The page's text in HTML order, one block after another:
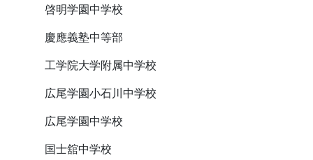
啓明学園中学校
慶應義塾中等部
工学院大学附属中学校
広尾学園小石川中学校
広尾学園中学校
国士舘中学校